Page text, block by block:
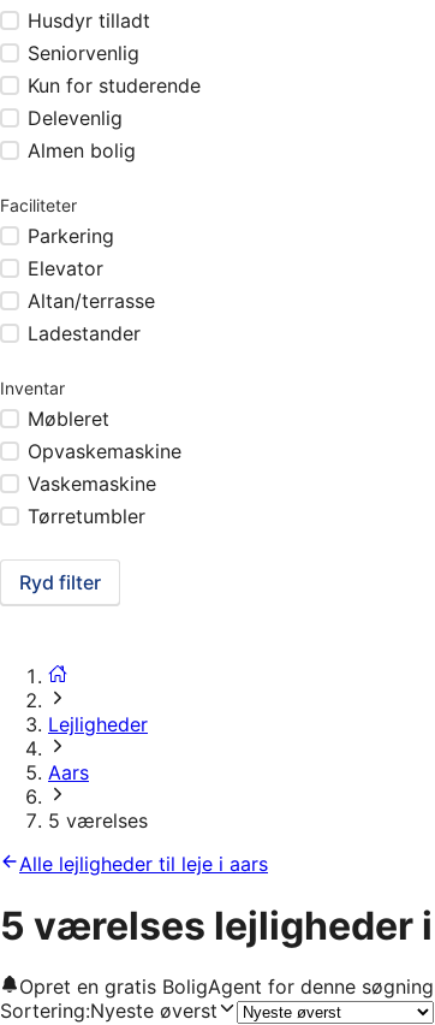
Husdyr tilladt
Seniorvenlig
Kun for studerende
Delevenlig
Almen bolig
Faciliteter
Parkering
Elevator
Altan/terrasse
Ladestander
Inventar
Møbleret
Opvaskemaskine
Vaskemaskine
Tørretumbler
Ryd filter
Lejligheder
Aars
5 værelses
Alle lejligheder til leje i aars
5 værelses lejligheder
Opret en gratis BoligAgent for denne
Sortering:Nyeste øverst